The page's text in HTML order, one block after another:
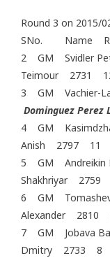
Round 3 on 2015/
SNo. Name
2 GM Svidler
Teimour 2731
3 GM Vachier-
Dominguez
4 GM
Anish 2797 11
5 GM
Shakhriyar 2759
6 GM
Alexander 2810
7 GM Jobava
Dmitry 2733 8